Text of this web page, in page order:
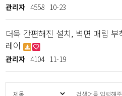
관리자 4558 10-23
더욱 간편해진 설치, 벽면 매립
레이
관리자 4104 11-19